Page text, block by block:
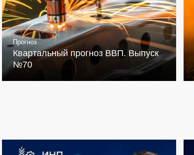
Прогноз
Квартальный прогноз ВВП. Выпуск
№70